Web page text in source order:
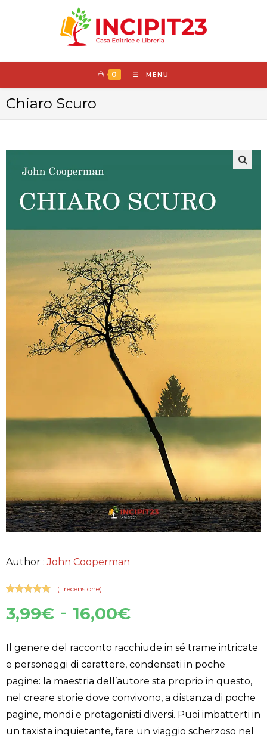
0 MENU
Chiaro Scuro
Author :John Cooperman
su 5 su
base di
(1 recensione)
3,99€ - 16,00€Fascia
prezzo:
da
3,99€
a
16,00€
Il genere del racconto racchiude in sé trame intricate
e personaggi di carattere, condensati in poche
pagine: la maestria dell’autore sta proprio in questo,
nel creare storie dove convivono, a distanza di poche
pagine, mondi e protagonisti diversi. Puoi imbatterti in
un taxista inquietante, fare un viaggio scherzoso nel